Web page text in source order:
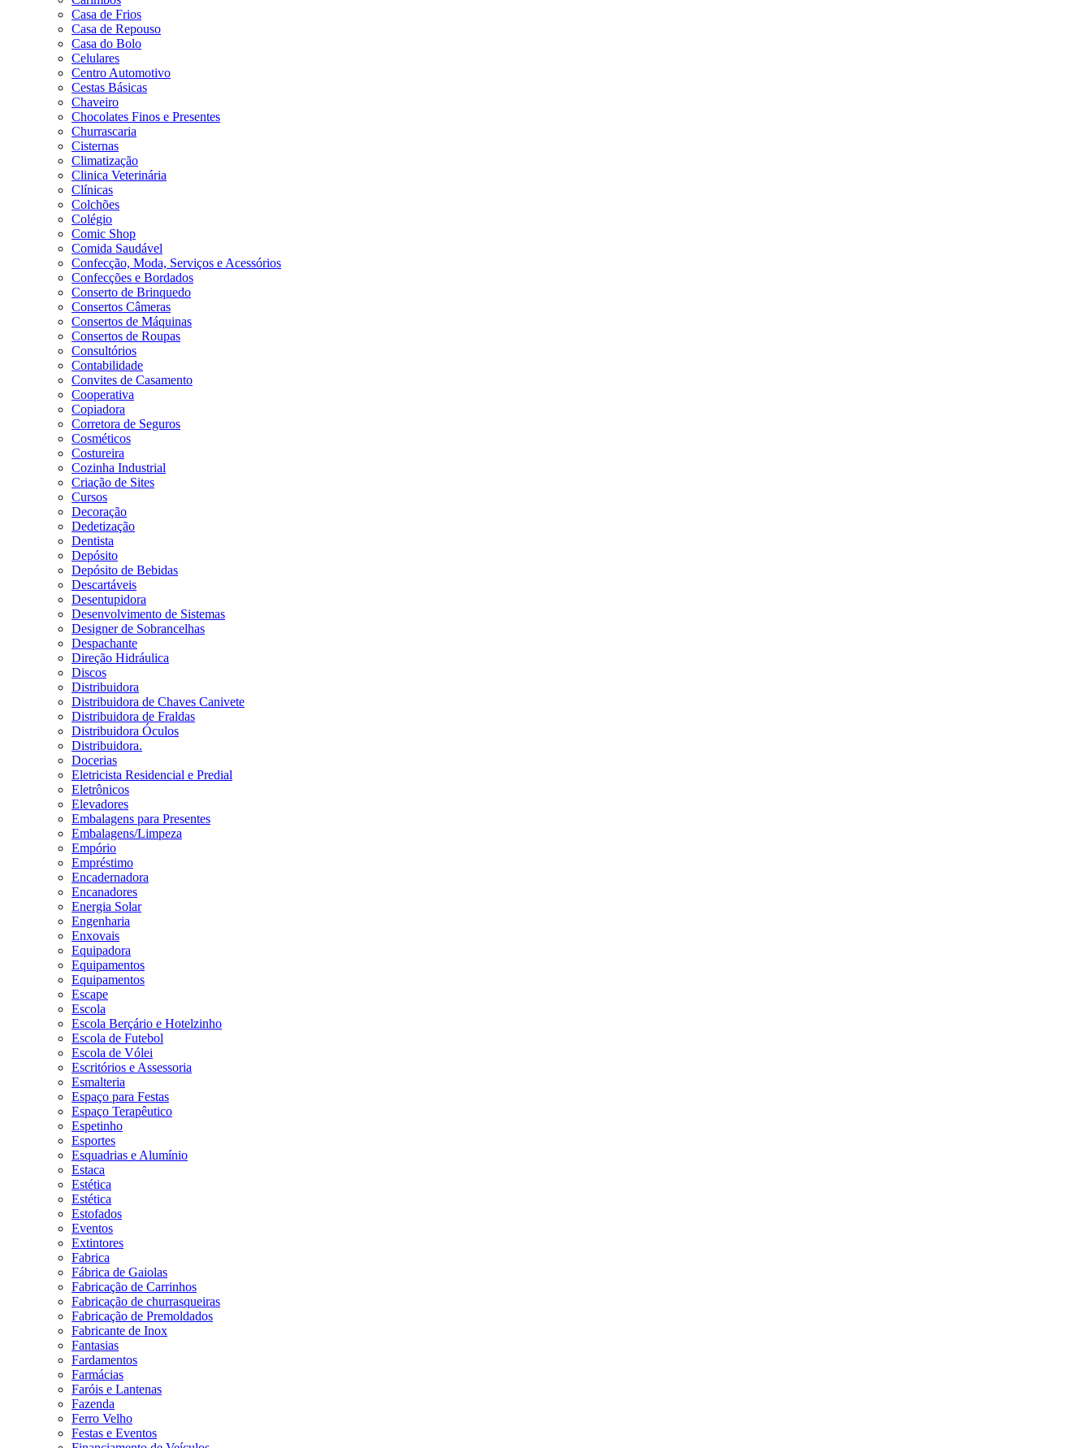
Casa de Frios
Casa de Repouso
Casa do Bolo
Celulares
Centro Automotivo
Cestas Básicas
Chaveiro
Chocolates Finos e Presentes
Churrascaria
Cisternas
Climatização
Clinica Veterinária
Clínicas
Colchões
Colégio
Comic Shop
Comida Saudável
Confecção, Moda, Serviços e Acessórios
Confecções e Bordados
Conserto de Brinquedo
Consertos Câmeras
Consertos de Máquinas
Consertos de Roupas
Consultórios
Contabilidade
Convites de Casamento
Cooperativa
Copiadora
Corretora de Seguros
Cosméticos
Costureira
Cozinha Industrial
Criação de Sites
Cursos
Decoração
Dedetização
Dentista
Depósito
Depósito de Bebidas
Descartáveis
Desentupidora
Desenvolvimento de Sistemas
Designer de Sobrancelhas
Despachante
Direção Hidráulica
Discos
Distribuidora
Distribuidora de Chaves Canivete
Distribuidora de Fraldas
Distribuidora Óculos
Distribuidora.
Docerias
Eletricista Residencial e Predial
Eletrônicos
Elevadores
Embalagens para Presentes
Embalagens/Limpeza
Empório
Empréstimo
Encadernadora
Encanadores
Energia Solar
Engenharia
Enxovais
Equipadora
Equipamentos
Equipamentos
Escape
Escola
Escola Berçário e Hotelzinho
Escola de Futebol
Escola de Vólei
Escritórios e Assessoria
Esmalteria
Espaço para Festas
Espaço Terapêutico
Espetinho
Esportes
Esquadrias e Alumínio
Estaca
Estética
Estética
Estofados
Eventos
Extintores
Fabrica
Fábrica de Gaiolas
Fabricação de Carrinhos
Fabricação de churrasqueiras
Fabricação de Premoldados
Fabricante de Inox
Fantasias
Fardamentos
Farmácias
Faróis e Lantenas
Fazenda
Ferro Velho
Festas e Eventos